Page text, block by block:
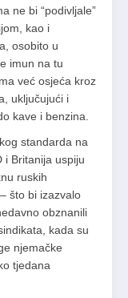
ne bi “podivljale”
kao i
osobito u
imun na tu
već osjeća kroz
uključujući i
kave i benzina.
standarda na
i Britanija uspiju
ruskih
što bi izazvalo
obznanili
kada su
njemačke
tjedana